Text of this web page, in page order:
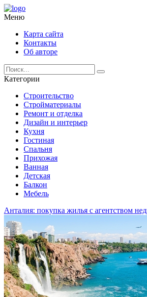
Меню
Карта сайта
Контакты
Об авторе
Категории
Строительство
Стройматериалы
Ремонт и отделка
Дизайн и интерьер
Кухня
Гостиная
Спальня
Прихожая
Ванная
Детская
Балкон
Мебель
Анталия: покупка жилья с агентством